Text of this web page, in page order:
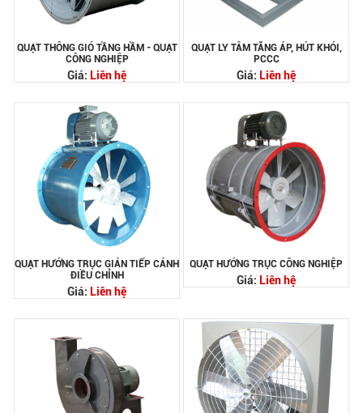
QUẠT THÔNG GIÓ TẦNG HẦM - QUẠT
CÔNG NGHIỆP
Giá: Liên hệ
QUẠT LY TÂM TĂNG ÁP, HÚT KHÓI,
PCCC
Giá: Liên hệ
QUẠT HƯỚNG TRỤC GIÁN TIẾP CÁNH
ĐIỀU CHỈNH
Giá: Liên hệ
QUẠT HƯỚNG TRỤC CÔNG NGHIỆP
Giá: Liên hệ